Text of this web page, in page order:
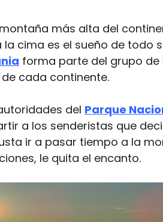
más alta del
cima es el sueño de todo
forma parte del grupo de
cada continente.
del Parque
a los senderistas que
ir a pasar tiempo a la
le quita el encanto.